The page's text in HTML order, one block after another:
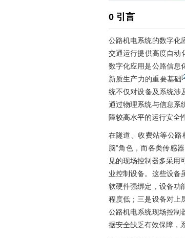
0 引言
公路机电系统的数字化
交通运行提供高度自动
数字化应用是公路信息
新质生产力的重要基础[
统不仅对设备及系统涉
通过物理系统与信息系
障较高水平的运行安全
在隧道、收费站等公路
脑”角色，而各类传感
见的现场控制器多采用
业控制设备。这些设备
软硬件强绑定，设备功
程度低；三是设备对上
公路机电系统现场控制
据安全缺乏有效保障，